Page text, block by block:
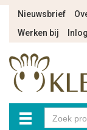
Nieuwsbrief
Werken bij